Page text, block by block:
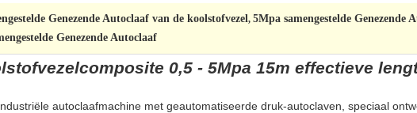
Genezende Autoclaaf van de koolstofvezel, 5Mpa samengestelde Genezende
Genezende Autoclaaf
0,5 - 5Mpa 15m effectieve
autoclaafmachine met geautomatiseerde druk-autoclaven, speciaal